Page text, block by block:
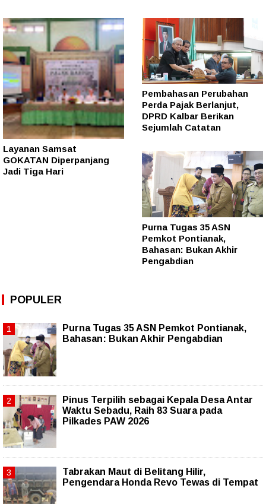
Layanan Samsat
GOKATAN Diperpanjang
Jadi Tiga Hari
Pembahasan Perubahan
Perda Pajak Berlanjut,
DPRD Kalbar Berikan
Sejumlah Catatan
Purna Tugas 35 ASN
Pemkot Pontianak,
Bahasan: Bukan Akhir
Pengabdian
POPULER
Purna Tugas 35 ASN Pemkot Pontianak,
Bahasan: Bukan Akhir Pengabdian
Pinus Terpilih sebagai Kepala Desa Antar
Waktu Sebadu, Raih 83 Suara pada
Pilkades PAW 2026
Tabrakan Maut di Belitang Hilir,
Pengendara Honda Revo Tewas di Tempat